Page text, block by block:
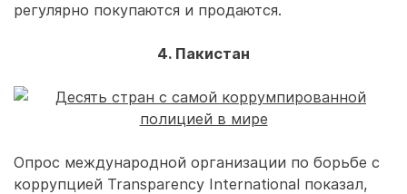
регулярно покупаются и продаются.
4. Пакистан
Опрос международной организации по борьбе с
коррупцией Transparency International показал,